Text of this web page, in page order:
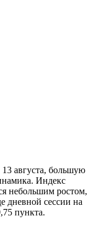
августа, большую
Индекс
небольшим ростом,
дневной сессии на
пункта.